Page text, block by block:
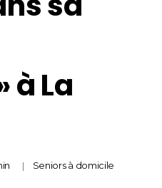
à La
Seniors à domicile